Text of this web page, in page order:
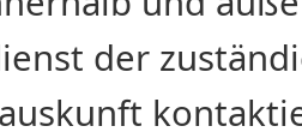
der